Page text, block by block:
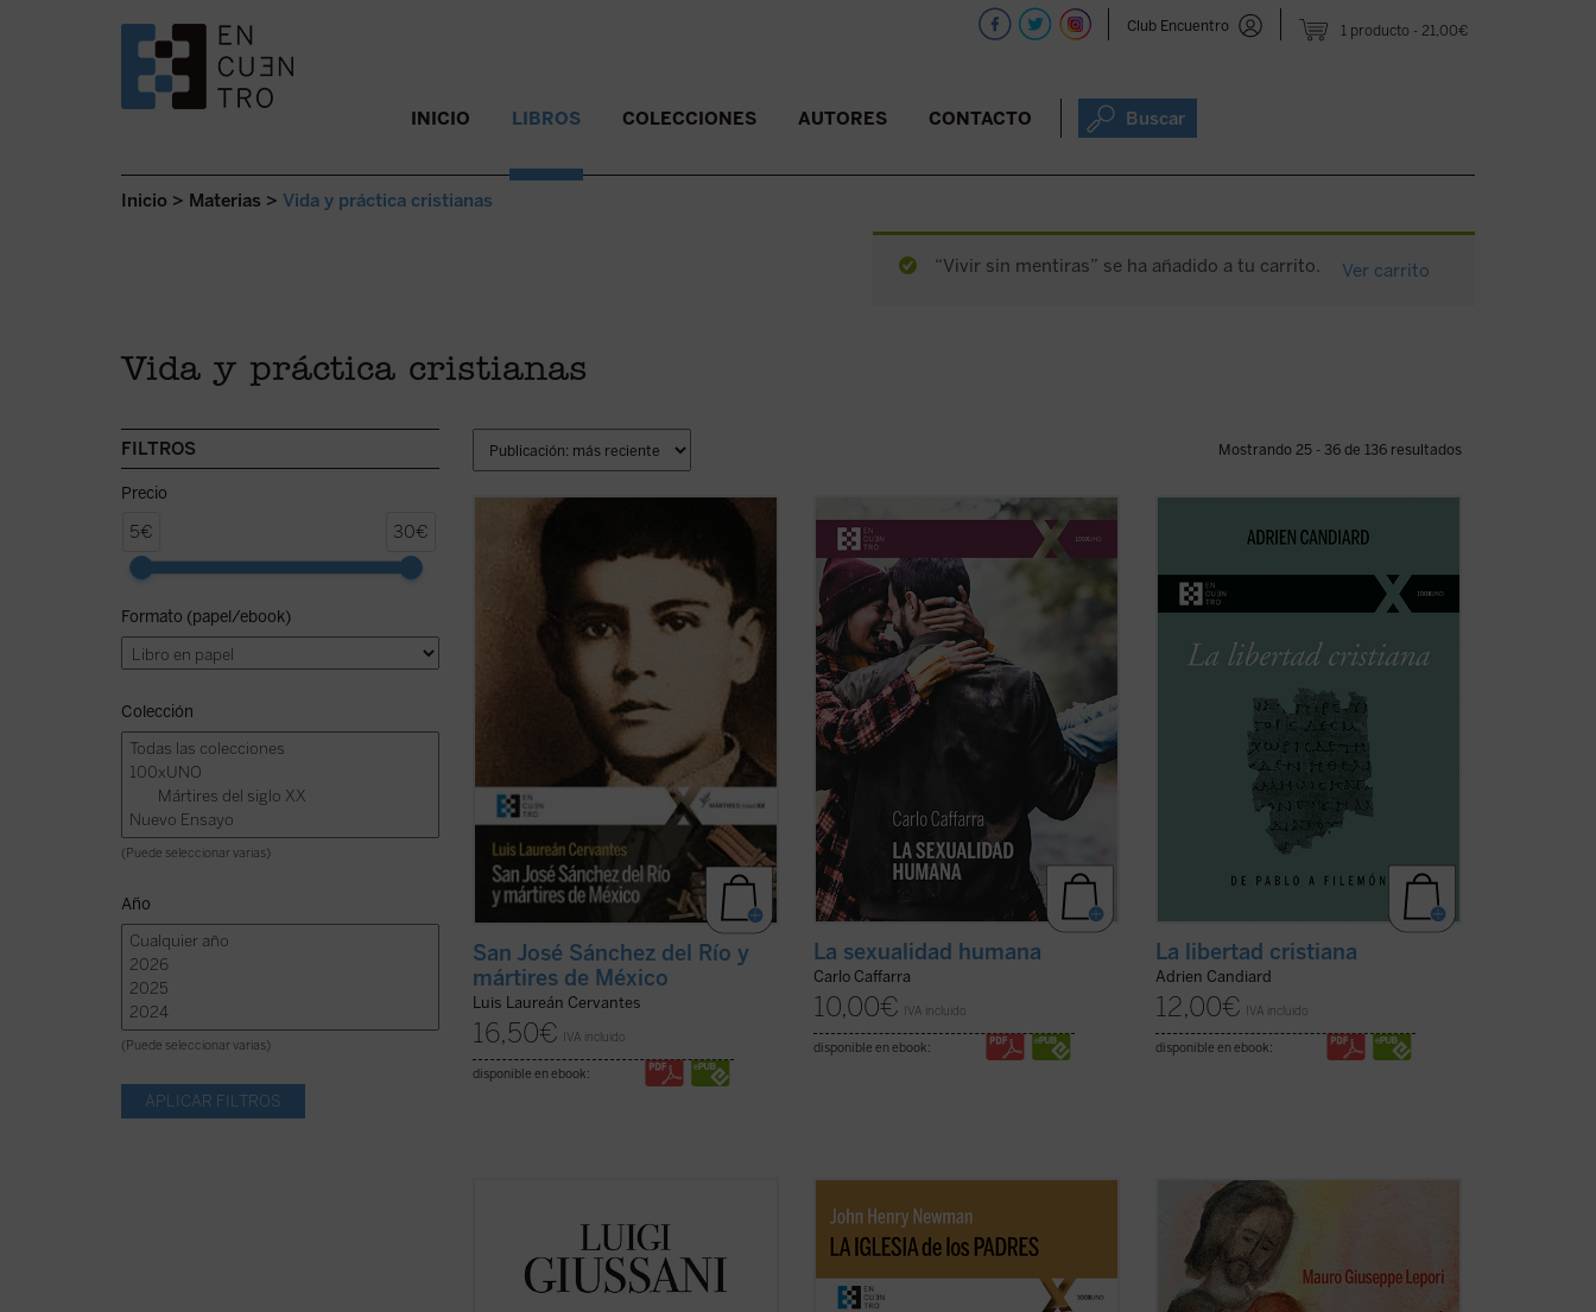
1 producto 21,00€
Club Encuentro
SALTAR AL CONTENIDO. INICIO LIBROS COLECCIONES AUTORES CONTACTO Buscar
Inicio > Materias > Vida y práctica cristianas
“Vivir sin mentiras” se ha añadido a tu carrito. Ver carrito
Vida y práctica cristianas
FILTROS
Precio
5€ 30€
Formato (papel/ebook)
Colección
(Puede seleccionar varias)
Año
(Puede seleccionar varias)
Mostrando 25 - 36 de 136 resultados
¿Qué pasó para que muchos católicos se
alzaran contra el gobierno? ¿Fue
legítima la guerra de los cristeros? El
joven mártir, no sólo responde a estas
preguntas con documentos, sino que
San José Sánchez del Río y
mártires de México
Luis Laureán Cervantes
16,50€ IVA incluido
disponible en ebook:
«Cada persona humana es creada
directamente por Dios. Ninguna persona
viene a la existencia por azar o por
necesidad: en su origen hay un acto
creador ---es decir, un acto de
inteligencia y de voluntad--- de Dios.
Antes de haber sido concebido en ...
ficha)
La sexualidad humana
Carlo Caffarra
10,00€ IVA incluido
disponible en ebook:
En este pequeño ensayo, Adrien
residente en Egipto, conduce al lector al
encuentro y al conocimiento de la
libertad cristiana, un camino de alianza y
cumplimiento de ...(ver ficha)
La libertad cristiana
Adrien Candiard
12,00€ IVA incluido
disponible en ebook:
2004) es el sexto y último volumen
dedicado a las intervenciones de don
Luigi Giussani en los Ejercicios
espirituales de la Fraternidad de
La Iglesia de los Padres
escritos de san John Henry Newman
(1801-1890) sobre el cristianismo de los
primeros siglos, luego recogidos en sus
Historical Sketches
. Además de retornar
San José fue llamado a materializar la
paternidad de Dios hacia el Hijo
encarnado. Una vocación, un camino,
vividos en el silencio, porque tendía a la
escucha de una Palabra que se hizo